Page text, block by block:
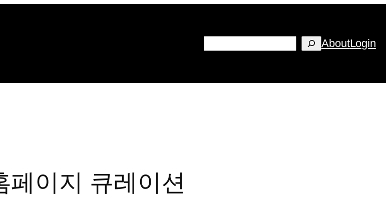
AboutLogin
페이지 큐레이션